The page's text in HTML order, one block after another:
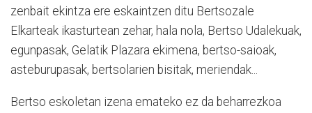
zenbait ekintza ere eskaintzen ditu Bertsozale
Elkarteak ikasturtean zehar, hala nola, Bertso Udalekuak,
egunpasak, Gelatik Plazara ekimena, bertso-saioak,
asteburupasak, bertsolarien bisitak, meriendak...
Bertso eskoletan izena emateko ez da beharrezkoa